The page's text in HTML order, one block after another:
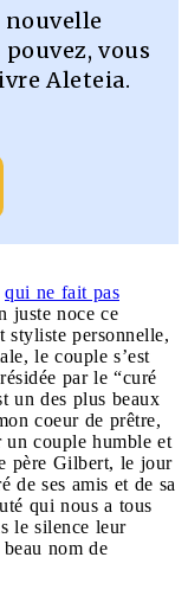
nouvelle
vous
Aleteia.
qui ne fait pas
juste noce ce
styliste personnelle,
le couple s’est
par le “curé
un des plus beaux
coeur de prêtre,
un couple humble et
père Gilbert, le jour
de ses amis et de sa
qui nous a tous
le silence leur
nom de